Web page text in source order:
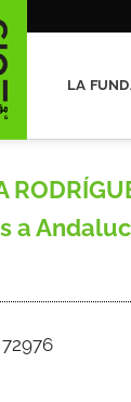
LA
a
72976